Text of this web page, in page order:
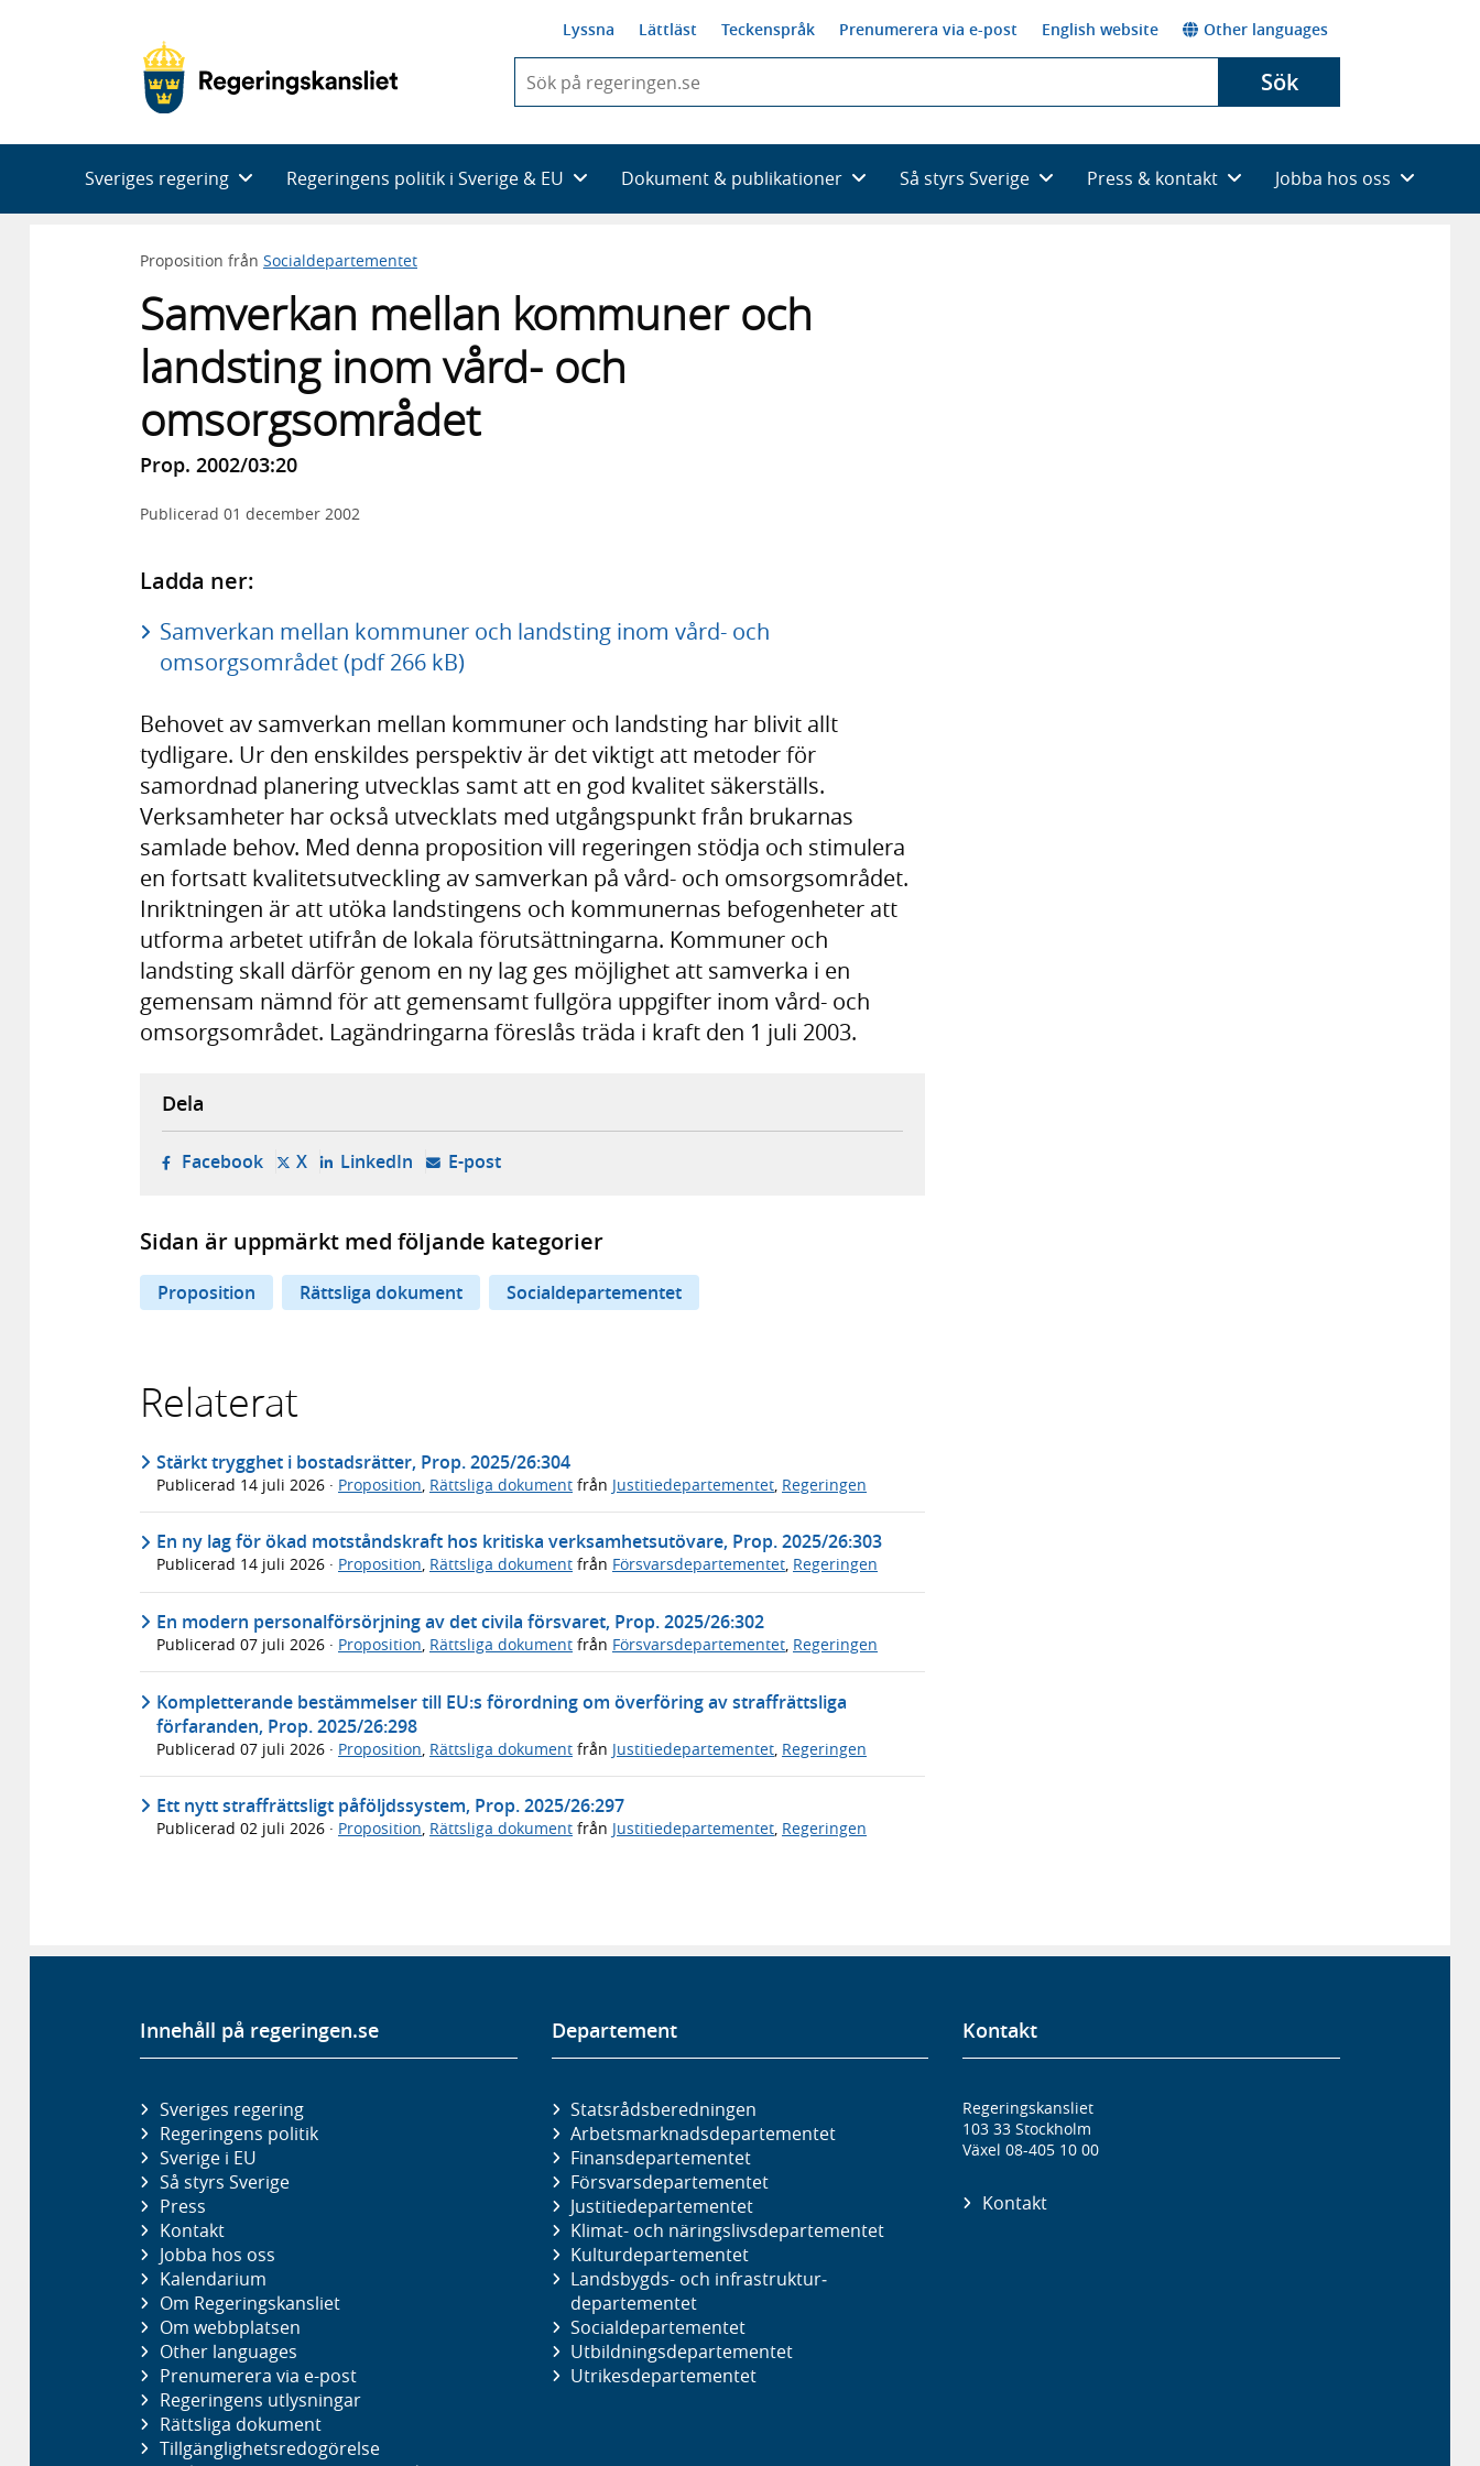
Lyssna Lättläst Teckenspråk Prenumerera via e-post English website Other languages
du
skriva
framträder
en
Sök
Sveriges regering Regeringens politik i Sverige & EU Dokument & publikationer Så styrs Sverige Press & kontakt Jobba hos oss
Proposition från Socialdepartementet
Samverkan mellan kommuner och
landsting inom vård- och
omsorgsområdet
Prop. 2002/03:20
Publicerad 01 december 2002
Ladda ner:
Samverkan mellan kommuner och landsting inom vård- och
omsorgsområdet (pdf 266 kB)
Behovet av samverkan mellan kommuner och landsting har blivit allt
tydligare. Ur den enskildes perspektiv är det viktigt att metoder för
samordnad planering utvecklas samt att en god kvalitet säkerställs.
Verksamheter har också utvecklats med utgångspunkt från brukarnas
samlade behov. Med denna proposition vill regeringen stödja och stimulera
en fortsatt kvalitetsutveckling av samverkan på vård- och omsorgsområdet.
Inriktningen är att utöka landstingens och kommunernas befogenheter att
utforma arbetet utifrån de lokala förutsättningarna. Kommuner och
landsting skall därför genom en ny lag ges möjlighet att samverka i en
gemensam nämnd för att gemensamt fullgöra uppgifter inom vård- och
omsorgsområdet. Lagändringarna föreslås träda i kraft den 1 juli 2003.
Dela
Facebook- öppnas i ny flik, extern webbplats,
X- öppnas i ny flik, extern webbplats,
LinkedIn- öppnas i ny flik, extern webbplats,
E-post- öppnar din e-postklient,
Sidan är uppmärkt med följande kategorier
Proposition Rättsliga dokument Socialdepartementet
Relaterat
Stärkt trygghet i bostadsrätter, Prop. 2025/26:304
Publicerad 14 juli 2026 · Proposition Rättsliga dokument från Justitiedepartementet Regeringen
En ny lag för ökad motståndskraft hos kritiska verksamhetsutövare, Prop. 2025/26:303
Publicerad 14 juli 2026 · Proposition, Rättsliga dokument från Försvarsdepartementet, Regeringen
En modern personalförsörjning av det civila försvaret, Prop. 2025/26:302
Publicerad 07 juli 2026 · Proposition, Rättsliga dokument från Försvarsdepartementet, Regeringen
Kompletterande bestämmelser till EU:s förordning om överföring av straffrättsliga
förfaranden, Prop. 2025/26:298
Publicerad 07 juli 2026 · Proposition Rättsliga dokument från Justitiedepartementet Regeringen
Ett nytt straffrättsligt påföljdssystem, Prop. 2025/26:297
Publicerad 02 juli 2026 · Proposition, Rättsliga dokument från Justitiedepartementet, Regeringen
Innehåll på regeringen.se
Sveriges regering
Regeringens politik
Sverige i EU
Så styrs Sverige
Press
Kontakt
Jobba hos oss
Kalendarium
Om Regeringskansliet
Om webbplatsen
Other languages
Prenumerera via e-post
Regeringens utlysningar
Rättsliga dokument
Tillgänglighetsredogörelse
Departement
Statsrådsberedningen
Arbetsmarknads­departementet
Finans­departementet
Försvars­departementet
Justitie­departementet
Klimat- och näringslivs­departementet
Kultur­departementet
Landsbygds- och infrastruktur­
departementet
Social­departementet
Utbildnings­departementet
Utrikes­departementet
Kontakt
Regeringskansliet
103 33 Stockholm
Växel 08-405 10 00
Kontakt